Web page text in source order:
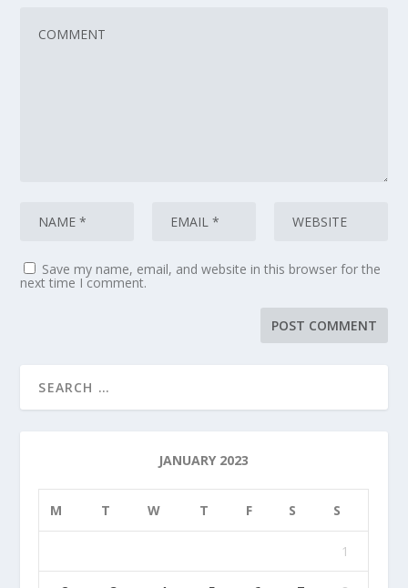
Save my name, email, and website in this browser for the
next time I comment.
JANUARY 2023
M T W T F S S
1